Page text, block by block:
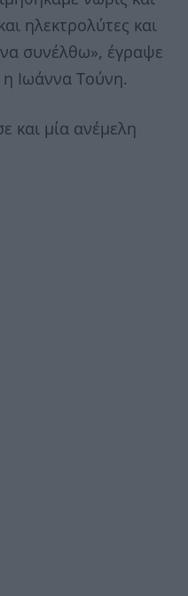
ηλεκτρολύτες και
συνέλθω», έγραψε
Ιωάννα Τούνη.
και μία ανέμελη